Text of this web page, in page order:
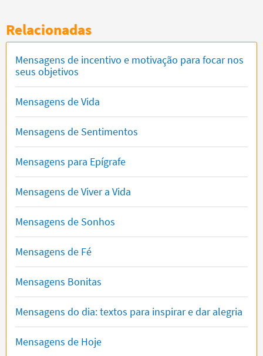
Relacionadas
Mensagens de incentivo e motivação para focar nos
seus objetivos
Mensagens de Vida
Mensagens de Sentimentos
Mensagens para Epígrafe
Mensagens de Viver a Vida
Mensagens de Sonhos
Mensagens de Fé
Mensagens Bonitas
Mensagens do dia: textos para inspirar e dar alegria
Mensagens de Hoje